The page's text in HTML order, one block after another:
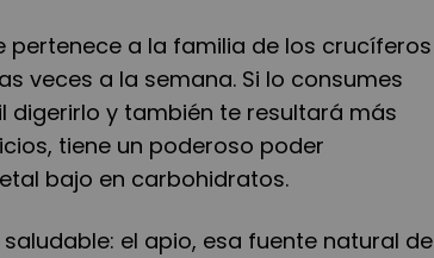
pertenece a la familia de los crucíferos
veces a la semana. Si lo consumes
digerirlo y también te resultará más
tiene un poderoso poder
bajo en carbohidratos.
el apio, esa fuente natural de